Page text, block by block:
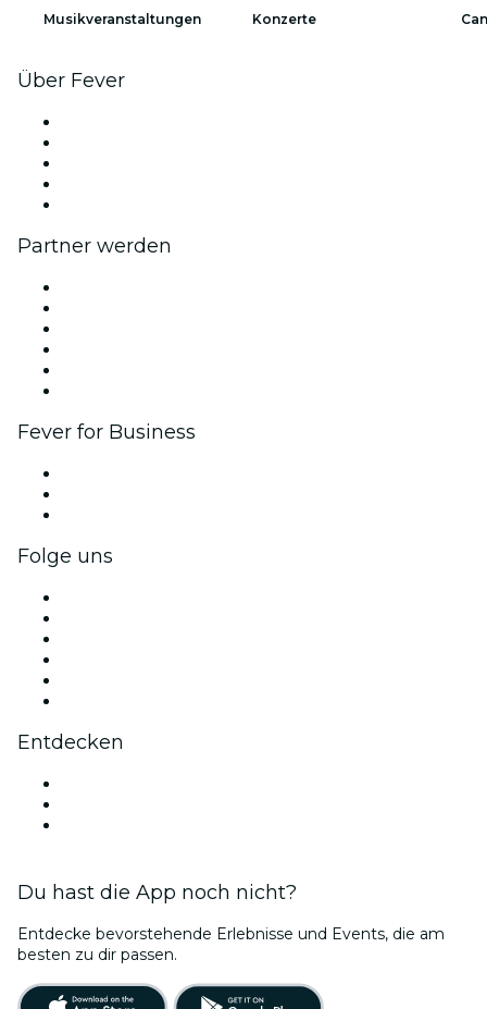
Musikveranstaltungen Konzerte
Über Fever
Partner werden
Fever for Business
Folge uns
Entdecken
Du hast die App noch nicht?
Entdecke bevorstehende Erlebnisse und Events, die am
besten zu dir passen.